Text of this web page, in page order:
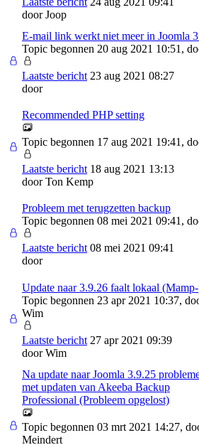
doorJoop
E-mail link werkt niet meer in Joomla
Topic begonnen 20 aug 2021 10:51,
Laatste bericht 23 aug 2021 08:27
door
Recommended PHP setting
Topic begonnen 17 aug 2021 19:41,
Laatste bericht 18 aug 2021 13:13
doorTon Kemp
Probleem met terugzetten backup
Topic begonnen 08 mei 2021 09:41,
Laatste bericht 08 mei 2021 09:41
door
Update naar 3.9.26 faalt lokaal
Topic begonnen 23 apr 2021 10:37,
Wim
Laatste bericht 27 apr 2021 09:39
doorWim
Na update naar Joomla 3.9.25
met updaten van Akeeba Backup
Professional (Probleem opgelost)
Topic begonnen 03 mrt 2021 14:27,
Meindert